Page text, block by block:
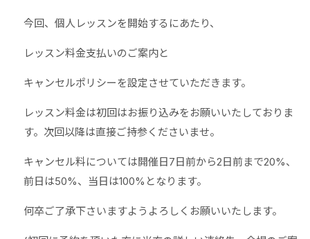
今回、個人レッスンを開始するにあたり、
レッスン料金支払いのご案内と
キャンセルポリシーを設定させていただきます。
レッスン料金は初回はお振り込みをお願いいたしておりま
す。次回以降は直接ご持参くださいませ。
キャンセル料については開催日7日前から2日前まで20%、
前日は50%、当日は100%となります。
何卒ご了承下さいますようよろしくお願いいたします。